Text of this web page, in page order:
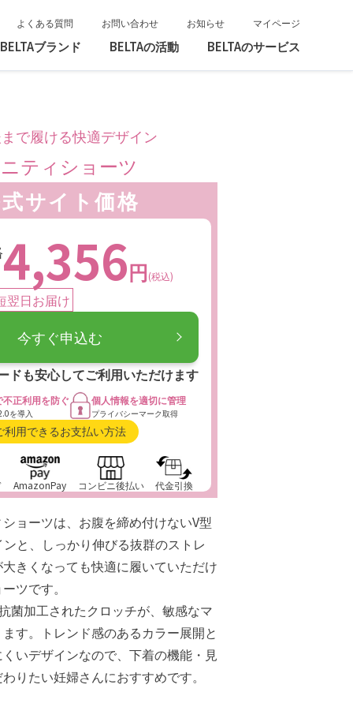
よくある質問 お問い合わせ お知らせ マイページ
BELTAブランド BELTAの活動 BELTAのサービス
で履ける快適デザイン
ティショーツ
サイト価格
4,356円(税込)
翌日お届け
今すぐ申込む
ドも安心してご利用いただけます
不正利用を防ぐ
を導入
個人情報を適切に管理
プライバシーマーク取得
利用できるお支払い方法
AmazonPay コンビニ後払い 代金引換
ョーツは、お腹を締め付けないV型
と、しっかり伸びる抜群のストレ
きくなっても快適に履いていただけ
ツです。
菌加工されたクロッチが、敏感なマ
す。トレンド感のあるカラー展開と
いデザインなので、下着の機能・見
りたい妊婦さんにおすすめです。